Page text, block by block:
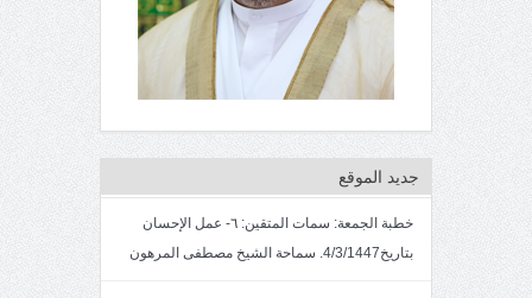
جديد الموقع
خطبة الجمعة: سمات المتقين: ٦- عمل الإحسان
بتاريخ4/3/1447. سماحة الشيخ مصطفى المرهون